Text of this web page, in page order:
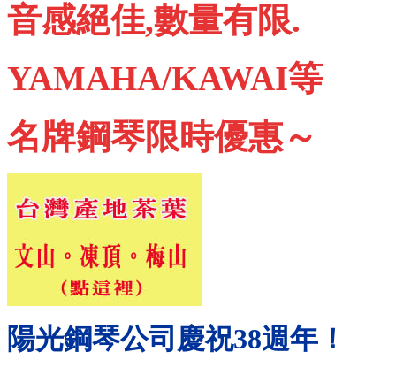
音感絕佳,數量有限.
YAMAHA/KAWAI等
名牌鋼琴限時優惠～
陽光鋼琴公司慶祝38週年！